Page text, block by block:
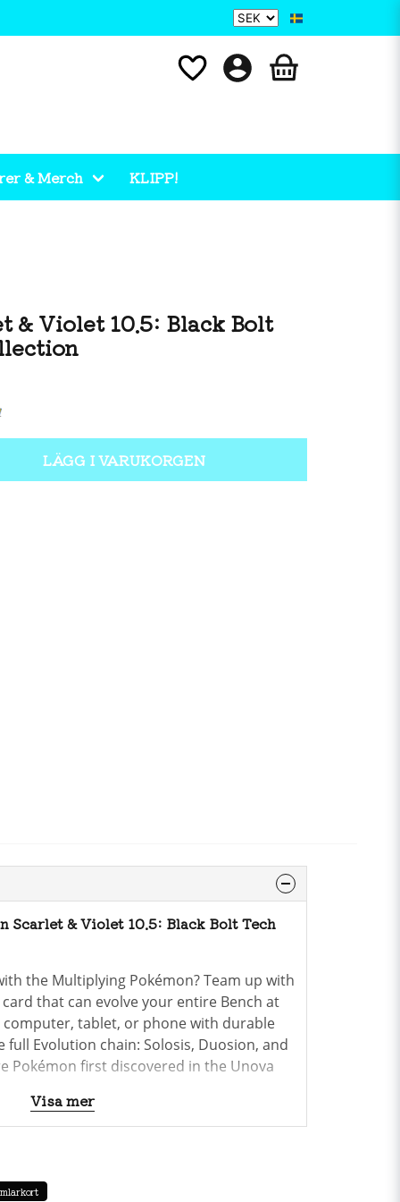
& Merch KLIPP!
& Violet 10.5: Black Bolt
LÄGG I VARUKORGEN
Scarlet & Violet 10.5: Black Bolt Tech
the Multiplying Pokémon? Team up with
that can evolve your entire Bench at
tablet, or phone with durable
Evolution chain: Solosis, Duosion, and
Pokémon first discovered in the Unova
Visa mer